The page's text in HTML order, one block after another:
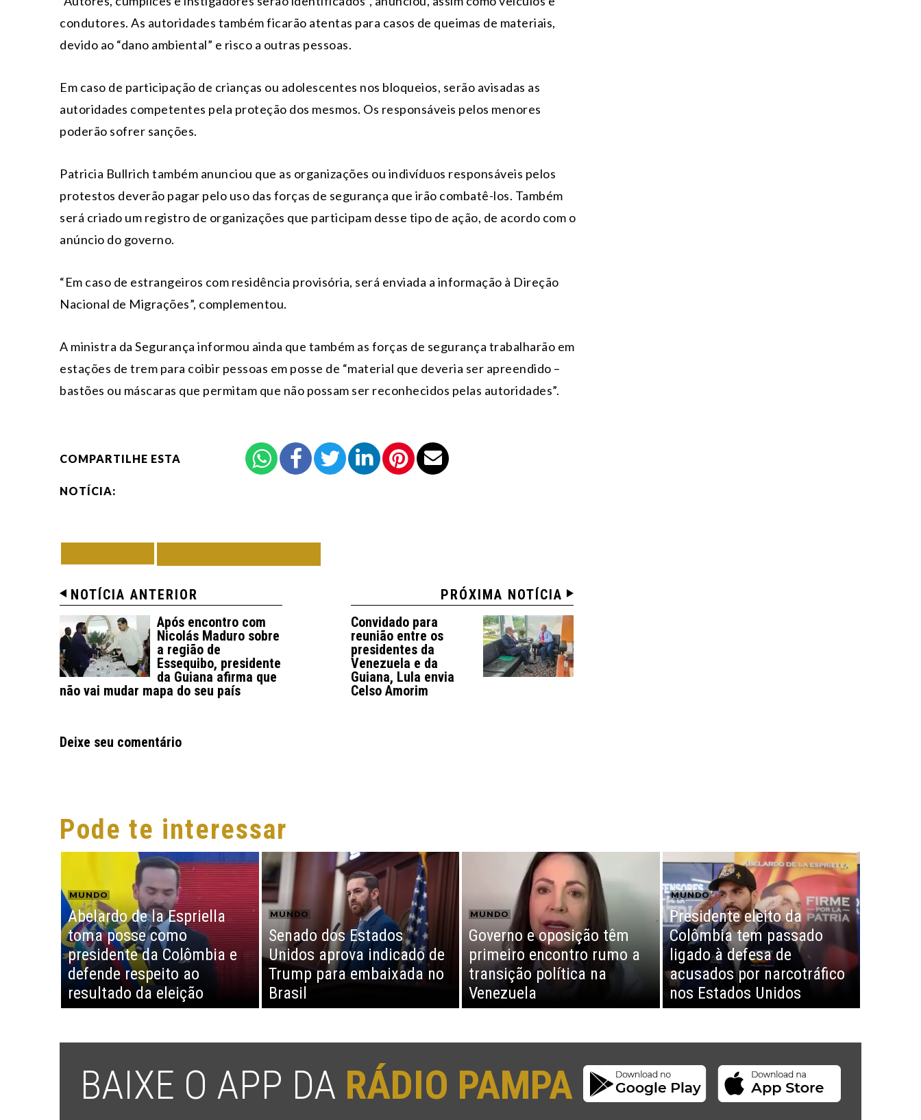
condutores. As autoridades também ficarão atentas para casos de queimas de materiais,
devido ao “dano ambiental” e risco a outras pessoas.
Em caso de participação de crianças ou adolescentes nos bloqueios, serão avisadas as
autoridades competentes pela proteção dos mesmos. Os responsáveis pelos menores
poderão sofrer sanções.
Patricia Bullrich também anunciou que as organizações ou indivíduos responsáveis pelos
protestos deverão pagar pelo uso das forças de segurança que irão combatê-los. Também
será criado um registro de organizações que participam desse tipo de ação, de acordo com o
anúncio do governo.
“Em caso de estrangeiros com residência provisória, será enviada a informação à Direção
Nacional de Migrações”, complementou.
A ministra da Segurança informou ainda que também as forças de segurança trabalharão em
estações de trem para coibir pessoas em posse de “material que deveria ser apreendido –
bastões ou máscaras que permitam que não possam ser reconhecidos pelas autoridades”.
COMPARTILHE ESTA
NOTÍCIA:
NOTÍCIA ANTERIOR
Após encontro com
Nicolás Maduro sobre
a região de
Essequibo, presidente
da Guiana afirma que
não vai mudar mapa do seu país
PRÓXIMA NOTÍCIA
Convidado para
reunião entre os
presidentes da
Venezuela e da
Guiana, Lula envia
Celso Amorim
Deixe seu comentário
Pode te interessar
MUNDO
Abelardo de la Espriella
toma posse como
presidente da Colômbia e
defende respeito ao
resultado da eleição
MUNDO
Senado dos Estados
Unidos aprova indicado de
Trump para embaixada no
Brasil
MUNDO
Governo e oposição têm
primeiro encontro rumo a
transição política na
Venezuela
MUNDO
Presidente eleito da
Colômbia tem passado
ligado à defesa de
acusados por narcotráfico
nos Estados Unidos
BAIXE O APP DA RÁDIO PAMPA